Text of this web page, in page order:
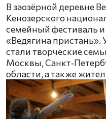
В заозёрной деревне
Кенозерского
семейный фестиваль и
«Ведягина пристань».
стали творческие
Москвы,
области, а также